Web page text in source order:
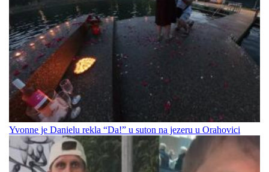
Yvonne je Danielu rekla “Da!” u suton na jezeru u Orahovici